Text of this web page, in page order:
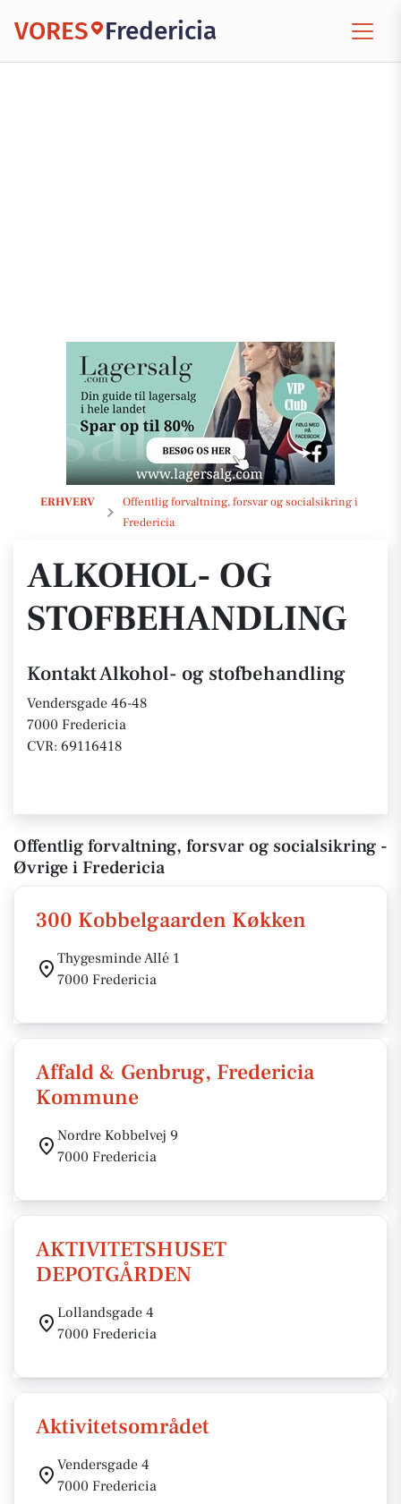
VORES Fredericia
ERHVERV
Offentlig forvaltning, forsvar og socialsikring i
Fredericia
Alkohol- og stofbehandling
ALKOHOL- OG
STOFBEHANDLING
Kontakt Alkohol- og stofbehandling
Vendersgade 46-48
7000 Fredericia
CVR: 69116418
Offentlig forvaltning, forsvar og socialsikring -
Øvrige i Fredericia
300 Kobbelgaarden Køkken
Thygesminde Allé 1
7000 Fredericia
Affald & Genbrug, Fredericia
Kommune
Nordre Kobbelvej 9
7000 Fredericia
AKTIVITETSHUSET
DEPOTGÅRDEN
Lollandsgade 4
7000 Fredericia
Aktivitetsområdet
Vendersgade 4
7000 Fredericia